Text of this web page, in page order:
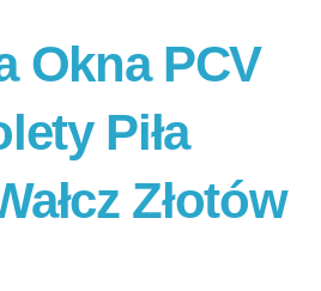
Okna PCV
Piła
Złotów